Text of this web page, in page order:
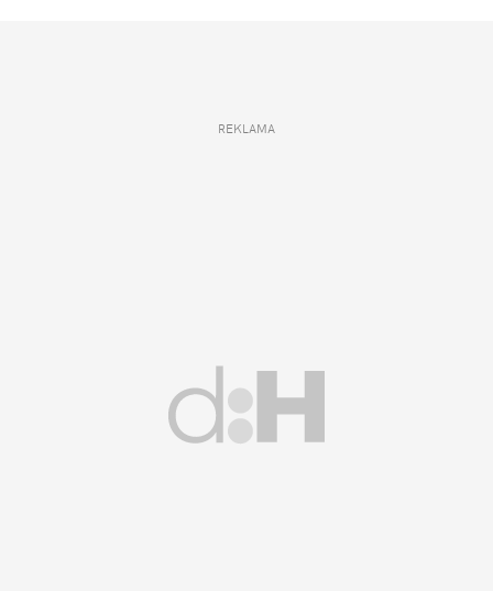
REKLAMA